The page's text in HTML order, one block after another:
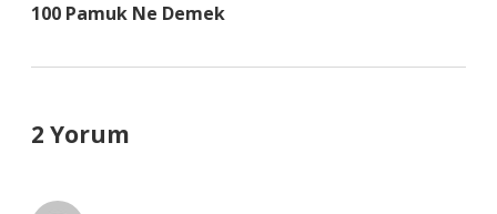
100 Pamuk Ne Demek
2 Yorum